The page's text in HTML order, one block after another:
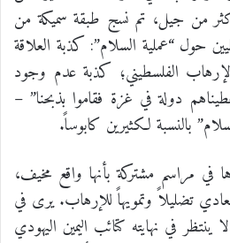
من جيل، تم نسج طبقة سميكة من
حول “عملية السلام”: كذبة العلاقة
الفلسطيني؛ كذبة عدم وجود
دولة في غزة فقاموا بذبحنا” –
بالنسبة لكثيرين كابوساً.
في مراسم مشتركة بأنها واقع مخيف،
تضليلاً وتمويهاً للإرهاب. يرى في
ينتظر في نهايته كتائب اليمين اليهودي